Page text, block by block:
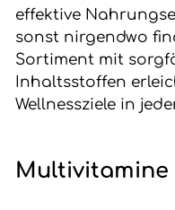
effektive
sonst nirgendwo
Sortiment mit
Inhaltsstoffen
Wellnessziele in
Multivitamine